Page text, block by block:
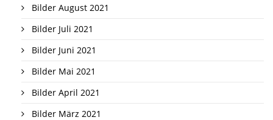
Bilder August 2021
Bilder Juli 2021
Bilder Juni 2021
Bilder Mai 2021
Bilder April 2021
Bilder März 2021